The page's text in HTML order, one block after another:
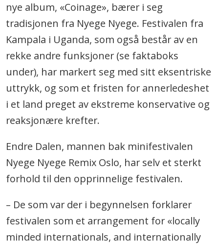
nye album, «Coinage», bærer i seg
tradisjonen fra Nyege Nyege. Festivalen fra
Kampala i Uganda, som også består av en
rekke andre funksjoner (se faktaboks
under), har markert seg med sitt eksentriske
uttrykk, og som et fristen for annerledeshet
i et land preget av ekstreme konservative og
reaksjonære krefter.
Endre Dalen, mannen bak minifestivalen
Nyege Nyege Remix Oslo, har selv et sterkt
forhold til den opprinnelige festivalen.
– De som var der i begynnelsen forklarer
festivalen som et arrangement for «locally
minded internationals, and internationally